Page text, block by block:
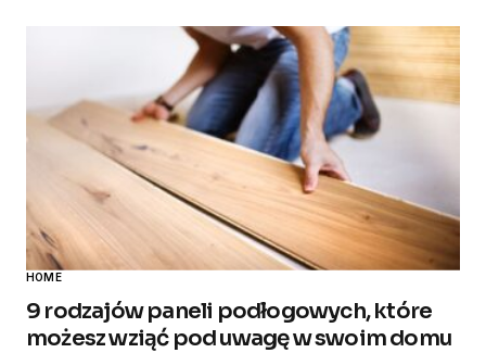
HOME
9 rodzajów paneli podłogowych, które
możesz wziąć pod uwagę w swoim domu